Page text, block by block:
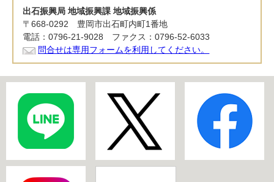
出石振興局 地域振興課 地域振興係
〒668-0292 豊岡市出石町内町1番地
電話：0796-21-9028 ファクス：0796-52-6033
問合せは専用フォームを利用してください。